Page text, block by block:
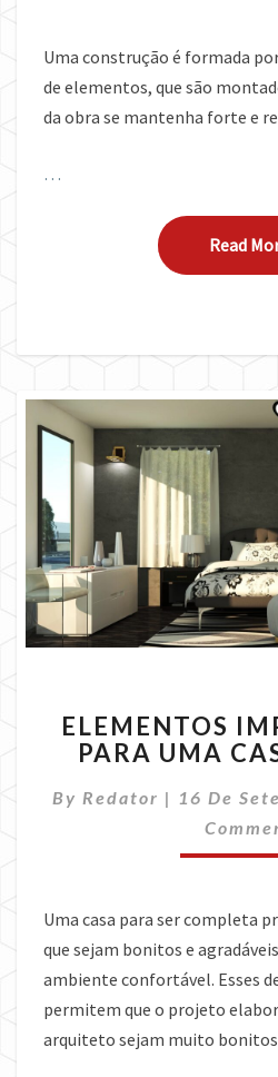
Uma construção é formada
de elementos, que são
da obra se mantenha forte e
…
Read
ELEMENTOS
PARA UMA
By Redator | 16 De
Uma casa para ser completa
que sejam bonitos e
ambiente confortável. Esses
permitem que o projeto
arquiteto sejam muito